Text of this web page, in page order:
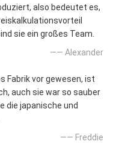
also bedeutet es,
sie ein großes Team.
—— Alexander
Fabrik vor gewesen, ist
auch sie war so sauber
die japanische und
—— Freddie